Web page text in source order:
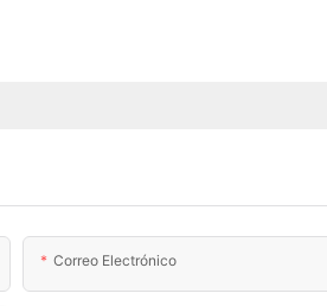
Correo Electrónico